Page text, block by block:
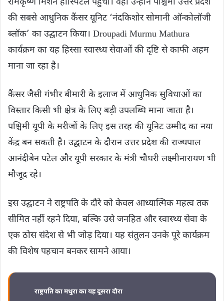
रामकृष्ण मिशन हॉस्पिटल पहुंचीं। वहां उन्होंने पश्चिमी उत्तर प्रदेश
की सबसे आधुनिक कैंसर यूनिट ‘नंदकिशोर सोमानी ऑन्कोलॉजी
ब्लॉक’ का उद्घाटन किया। Droupadi Murmu Mathura
कार्यक्रम का यह हिस्सा स्वास्थ्य सेवाओं की दृष्टि से काफी अहम
माना जा रहा है।
कैंसर जैसी गंभीर बीमारी के इलाज में आधुनिक सुविधाओं का
विस्तार किसी भी क्षेत्र के लिए बड़ी उपलब्धि माना जाता है।
पश्चिमी यूपी के मरीजों के लिए इस तरह की यूनिट उम्मीद का नया
केंद्र बन सकती है। उद्घाटन के दौरान उत्तर प्रदेश की राज्यपाल
आनंदीबेन पटेल और यूपी सरकार के मंत्री चौधरी लक्ष्मीनारायण भी
मौजूद रहे।
इस उद्घाटन ने राष्ट्रपति के दौरे को केवल आध्यात्मिक महत्व तक
सीमित नहीं रहने दिया, बल्कि उसे जनहित और स्वास्थ्य सेवा के
एक ठोस संदेश से भी जोड़ दिया। यह संतुलन उनके पूरे कार्यक्रम
की विशेष पहचान बनकर सामने आया।
राष्ट्रपति का मथुरा का यह दूसरा दौरा